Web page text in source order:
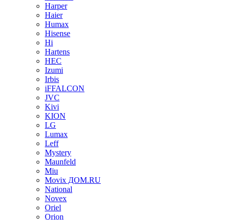
Harper
Haier
Humax
Hisense
Hi
Hartens
HEC
Izumi
Irbis
iFFALCON
JVC
Kivi
KION
LG
Lumax
Leff
Mystery
Maunfeld
Miu
Movix ДОМ.RU
National
Novex
Oriel
Orion